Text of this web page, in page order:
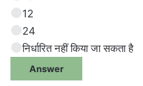
12
24
निर्धारित नहीं किया जा सकता है
Answer